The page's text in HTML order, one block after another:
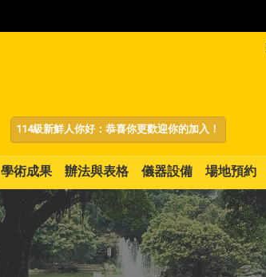
114級新鮮人你好：恭喜你更歡迎你的加入！
學術成果 辦法與表格 儀器設備 場地預約